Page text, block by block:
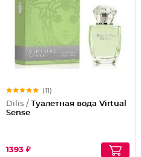
(11)
Dilis / Туалетная вода Virtual
Sense
1393 ₽